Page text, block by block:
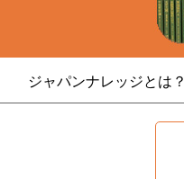
ジャパンナレッジとは？